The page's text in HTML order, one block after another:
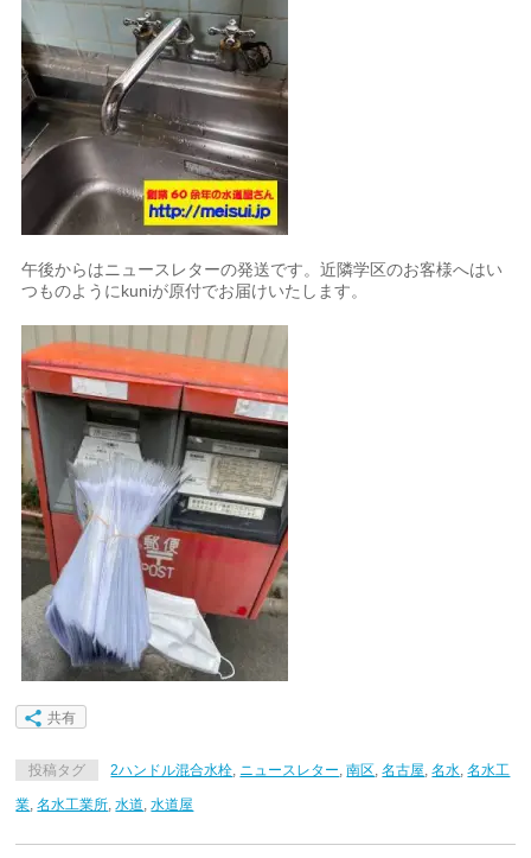
午後からはニュースレターの発送です。近隣学区のお客様へはい
つものようにkuniが原付でお届けいたします。
共有
投稿タグ 2ハンドル混合水栓, ニュースレター,南区,名古屋,名水,名水工
業,名水工業所,水道,水道屋